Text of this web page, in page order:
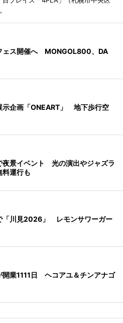
ェス開催へ MONGOL800、DA
示企画「ONEART」 地下歩行空
夜景イベント 光の演出やジャズラ
料運行も
「川見2026」 レモンサワーガー
開業1111日 ヘコアユ＆チンアナゴ